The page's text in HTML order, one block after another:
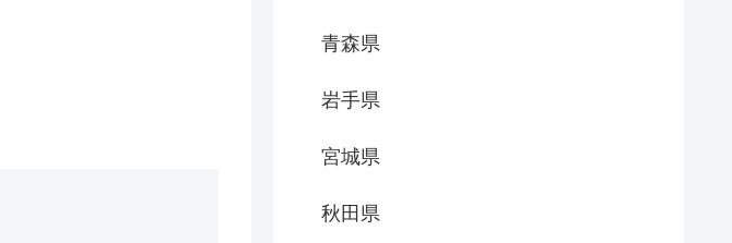
青森県
岩手県
宮城県
秋田県